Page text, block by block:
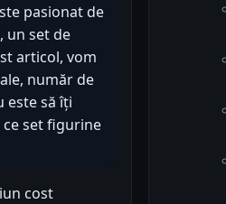
pasionat de
un set de
articol, vom
număr de
este să îți
set figurine
cost